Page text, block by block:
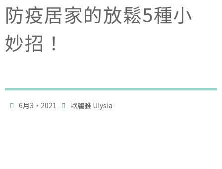
防疫居家的放鬆5種小
妙招！
 6月3，2021  歐麗雅 Ulysia